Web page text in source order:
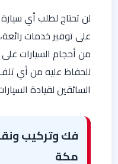
لن تحتاج لطلب أي
على توفير خدمات
من أحجام السيارات
للحفاظ عليه من أي
السائقين لقيادة
فك وتركيب
مكة